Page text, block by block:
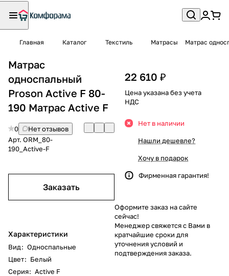
Главная Каталог Текстиль Матрасы Матрас
Матрас
односпальный
Proson Active F 80-
190 Матрас Active F
0
Нет отзывов
Арт. ORM_80-
190_Active-F
Заказать
Характеристики
Вид: Односпальные
Цвет: Белый
Серия: Active F
22 610 ₽
Цена указана без учета
НДС
Нет в наличии
Нашли дешевле?
Хочу в подарок
Фирменная гарантия!
Оформите заказ на сайте
сейчас!
Менеджер свяжется с Вами в
кратчайшие сроки для
уточнения условий и
подтверждения заказа.